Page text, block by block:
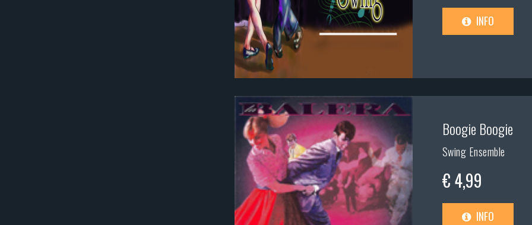
INFO
Boogie Boogie
Swing Ensemble
€ 4,99
INFO